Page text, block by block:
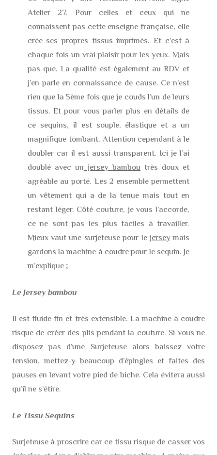
Atelier 27. Pour celles et ceux qui ne
connaissent pas cette enseigne française, elle
crée ses propres tissus imprimés. Et c’est à
chaque fois un vrai plaisir pour les yeux. Mais
pas que. La qualité est également au RDV et
j’en parle en connaissance de cause. Ce n’est
rien que la 5ème fois que je couds l’un de leurs
tissus. Et pour vous parler plus en détails de
ce sequins, il est souple, élastique et a un
magnifique tombant. Attention cependant à le
doubler car il est aussi transparent. Ici je l’ai
doublé avec un jersey bambou très doux et
agréable au porté. Les 2 ensemble permettent
un vêtement qui a de la tenue mais tout en
restant léger. Côté couture, je vous l’accorde,
ce ne sont pas les plus faciles à travailler.
Mieux vaut une surjeteuse pour lejersey mais
gardons la machine à coudre pour le sequin. Je
m’explique ;
Le Jersey bambou
Il est fluide fin et très extensible. La machine à coudre
risque de créer des plis pendant la couture. Si vous ne
disposez pas d’une Surjeteuse alors baissez votre
tension, mettez-y beaucoup d’épingles et faites des
pauses en levant votre pied de biche. Cela évitera aussi
qu’il ne s’étire.
Le Tissu Sequins
Surjeteuse à proscrire car ce tissu risque de casser vos